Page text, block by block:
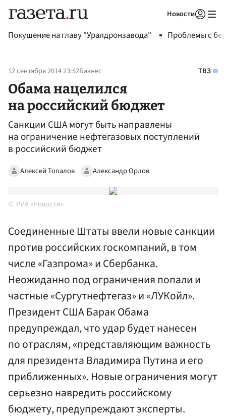
Новости
Покушение на главу "Уралдронзавода" Проблемы с
12 сентября 2014 23:52Бизнес ТВЗ
Обама нацелился
на российский бюджет
Санкции США могут быть направлены
на ограничение нефтегазовых поступлений
в российский бюджет
Алексей Топалов Александр Орлов
РИА «Новости»
Соединенные Штаты ввели новые санкции
против российских госкомпаний, в том
числе «Газпрома» и Сбербанка.
Неожиданно под ограничения попали и
частные «Сургутнефтегаз» и «ЛУКойл».
Президент США Барак Обама
предупреждал, что удар будет нанесен
по отраслям, «представляющим важность
для президента Владимира Путина и его
приближенных». Новые ограничения могут
серьезно навредить российскому
бюджету, предупреждают эксперты.